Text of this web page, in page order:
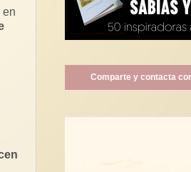
en
Comparte y contacta